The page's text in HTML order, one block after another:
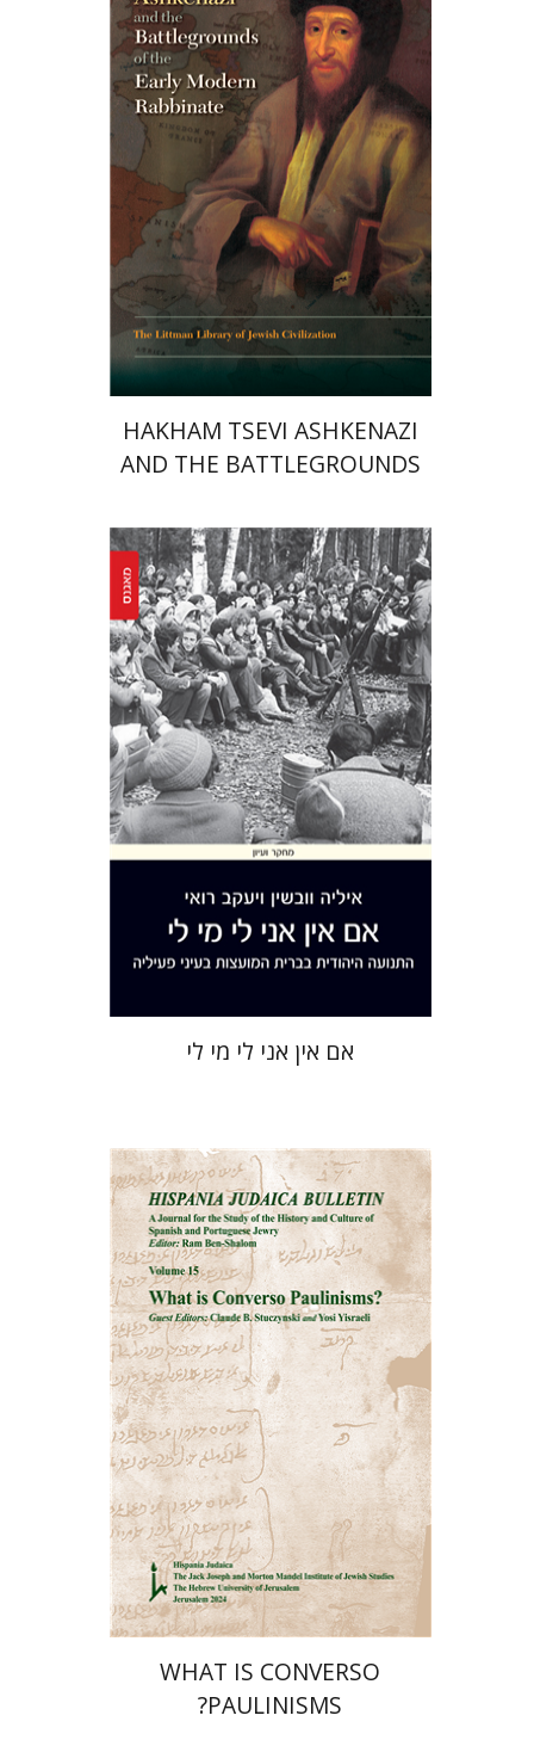
הנחת אתר ספר מודפס
$50
$45
HAKHAM TSEVI ASHKENAZI
AND THE BATTLEGROUNDS
RABBINATE
יעקב רואי איליה וובשין
הנחת אתר ספר מודפס
$46
$41
אם אין אני לי מי לי
רם בן-שלום
הנחת אתר ספר מודפס
$35
$32
WHAT IS CONVERSO
PAULINISMS?